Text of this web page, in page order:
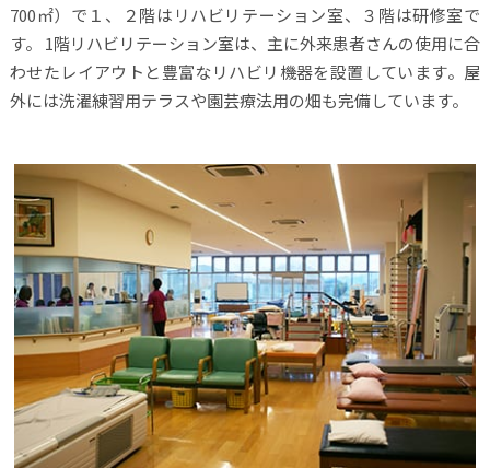
700㎡）で１、２階はリハビリテーション室、３階は研修室で
す。 1階リハビリテーション室は、主に外来患者さんの使用に合
わせたレイアウトと豊富なリハビリ機器を設置しています。屋
外には洗濯練習用テラスや園芸療法用の畑も完備しています。